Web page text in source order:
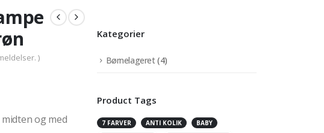
)
og med
Kategorier
Børnelageret(4)
Product Tags
7 FARVER ANTI KOLIK
BABY